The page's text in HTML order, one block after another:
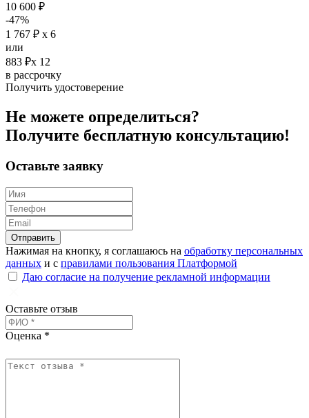
10 600 ₽
-47%
1 767 ₽ х 6
или
883 ₽х 12
в рассрочку
Получить удостоверение
Не можете определиться?
Получите бесплатную консультацию!
Оставьте заявку
Отправить
Нажимая на кнопку, я соглашаюсь на обработку персональных
данных и с правилами пользования Платформой
Даю согласие на получение рекламной информации
Оставьте отзыв
Оценка *
ChatApp
online
Мессенджеры
Свяжитесь с нами через любой удобный
мессенджер!
WhatsApp